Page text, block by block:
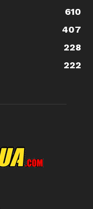
610
407
228
222